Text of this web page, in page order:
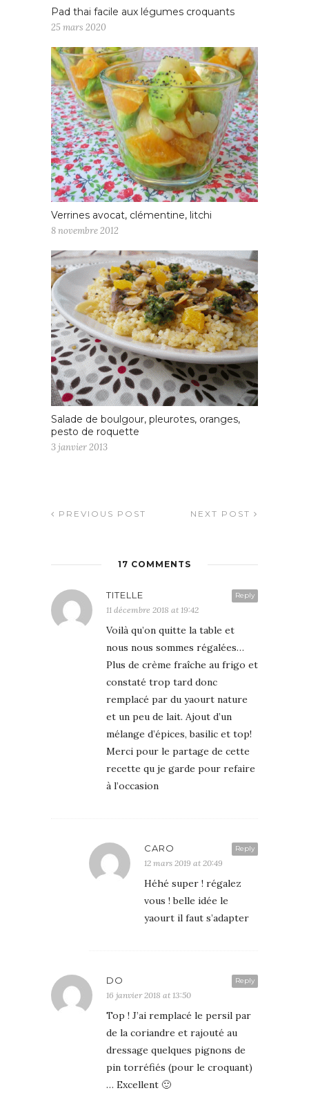
Pad thai facile aux légumes croquants
25 mars 2020
Verrines avocat, clémentine, litchi
8 novembre 2012
Salade de boulgour, pleurotes, oranges,
pesto de roquette
3 janvier 2013
PREVIOUS POST NEXT POST
17 COMMENTS
Reply
TITELLE
11 décembre 2018 at 19:42
Voilà qu’on quitte la table et
nous nous sommes régalées…
Plus de crème fraîche au frigo et
constaté trop tard donc
remplacé par du yaourt nature
et un peu de lait. Ajout d’un
mélange d’épices, basilic et top!
Merci pour le partage de cette
recette qu je garde pour refaire
à l’occasion
Reply
CARO
12 mars 2019 at 20:49
Héhé super ! régalez
vous ! belle idée le
yaourt il faut s’adapter
Reply
DO
16 janvier 2018 at 13:50
Top ! J’ai remplacé le persil par
de la coriandre et rajouté au
dressage quelques pignons de
pin torréfiés (pour le croquant)
… Excellent 🙂